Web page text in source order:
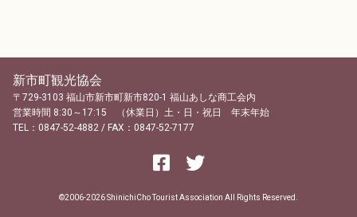
新市町観光協会
〒729-3103 福山市新市町新市820-1 福山あしな商工会内
営業時間 8:30～17:15 （休業日）土・日・祝日 年末年始
TEL：0847-52-4882 / FAX：0847-52-7177
©2006-2026 ShinichiCho Tourist Association All Rights Reserved.